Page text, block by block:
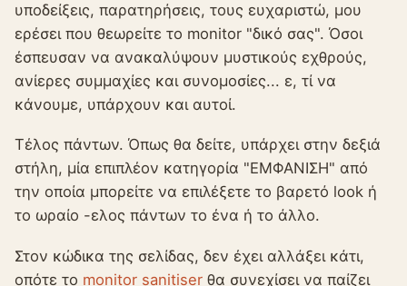
υποδείξεις, παρατηρήσεις, τους ευχαριστώ, μου
ερέσει που θεωρείτε το monitor "δικό σας". Όσοι
έσπευσαν να ανακαλύψουν μυστικούς εχθρούς,
ανίερες συμμαχίες και συνομοσίες... ε, τί να
κάνουμε, υπάρχουν και αυτοί.
Τέλος πάντων. Όπως θα δείτε, υπάρχει στην δεξιά
στήλη, μία επιπλέον κατηγορία "ΕΜΦΑΝΙΣΗ" από
την οποία μπορείτε να επιλέξετε το βαρετό look ή
το ωραίο -ελος πάντων το ένα ή το άλλο.
Στον κώδικα της σελίδας, δεν έχει αλλάξει κάτι,
οπότε το monitor sanitiser θα συνεχίσει να παίζει